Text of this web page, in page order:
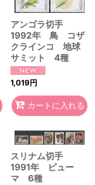
アンゴラ切手
1992年 鳥 コザ
クラインコ 地球
サミット 4種
1,019円
カートに入れる
スリナム切手
1991年 ピュー
マ 6種